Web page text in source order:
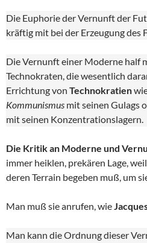
Die Euphorie der Vernunft der
kräftig mit bei der Erzeugung des
Die Vernunft einer Moderne half
Technokraten, die wesentlich
Errichtung von Technokratien
Kommunismus mit seinen Gulags
mit seinen Konzentrationslagern.
Die Kritik an Moderne und
immer heiklen, prekären Lage,
deren Terrain begeben muß, um
Man muß sie anrufen, wie
Man kann die Ordnung dieser